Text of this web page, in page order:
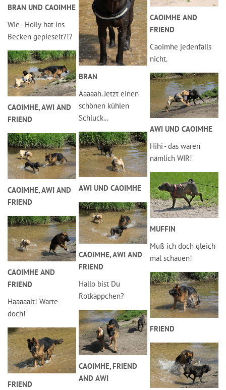
BRAN UND CAOIMHE
Wie - Holly hat ins
Becken gepieselt?!?
CAOIMHE, AWI AND
FRIEND
CAOIMHE, AWI AND
FRIEND
CAOIMHE AND
FRIEND
Haaaaalt! Warte
doch!
FRIEND
BRAN
Aaaaah. Jetzt einen
schönen kühlen
Schluck...
AWI UND CAOIMHE
CAOIMHE, AWI AND
FRIEND
Hallo bist Du
Rotkäppchen?
CAOIMHE, FRIEND
AND AWI
CAOIMHE AND
FRIEND
Caoimhe jedenfalls
nicht.
AWI UND CAOIMHE
Hihi - das waren
nämlich WIR!
MUFFIN
Muß ich doch gleich
mal schauen!
FRIEND